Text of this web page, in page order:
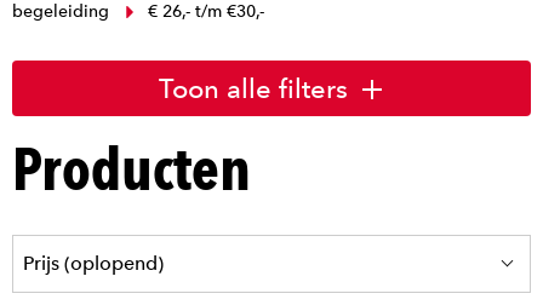
begeleiding
€ 26,- t/m €30,-
Toon alle filters
Producten